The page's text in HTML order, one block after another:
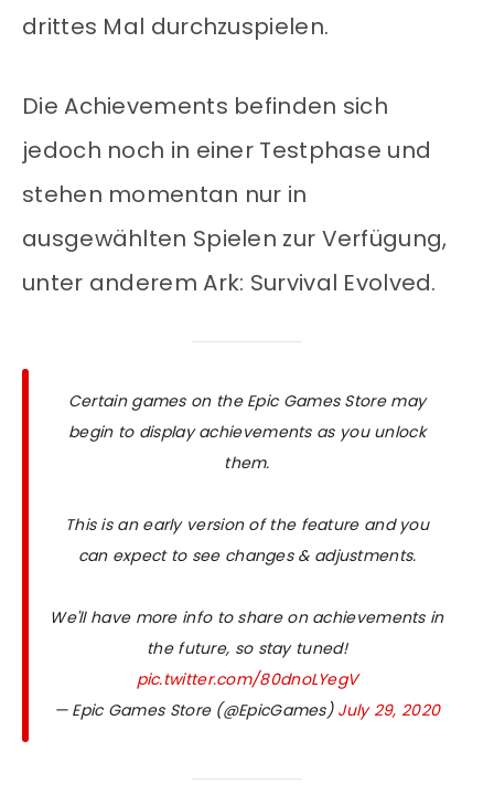
drittes Mal durchzuspielen.
Die Achievements befinden sich
jedoch noch in einer Testphase und
stehen momentan nur in
ausgewählten Spielen zur Verfügung,
unter anderem Ark: Survival Evolved.
Certain games on the Epic Games Store may
begin to display achievements as you unlock
them.
This is an early version of the feature and you
can expect to see changes & adjustments.
We'll have more info to share on achievements in
the future, so stay tuned!
pic.twitter.com/80dnoLYegV
— Epic Games Store (@EpicGames) July 29, 2020